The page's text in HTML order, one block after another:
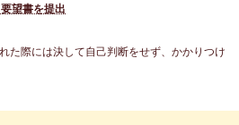
望書を提出
た際には決して自己判断をせず、かかりつけ